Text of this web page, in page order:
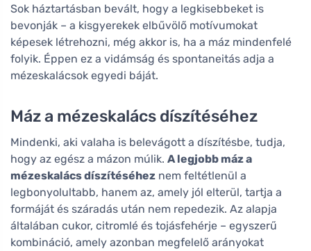
Sok háztartásban bevált, hogy a legkisebbeket is
bevonják – a kisgyerekek elbűvölő motívumokat
képesek létrehozni, még akkor is, ha a máz mindenfelé
folyik. Éppen ez a vidámság és spontaneitás adja a
mézeskalácsok egyedi báját.
Máz a mézeskalács díszítéséhez
Mindenki, aki valaha is belevágott a díszítésbe, tudja,
hogy az egész a mázon múlik. A legjobb máz a
mézeskalács díszítéséhez nem feltétlenül a
legbonyolultabb, hanem az, amely jól elterül, tartja a
formáját és száradás után nem repedezik. Az alapja
általában cukor, citromlé és tojásfehérje – egyszerű
kombináció, amely azonban megfelelő arányokat